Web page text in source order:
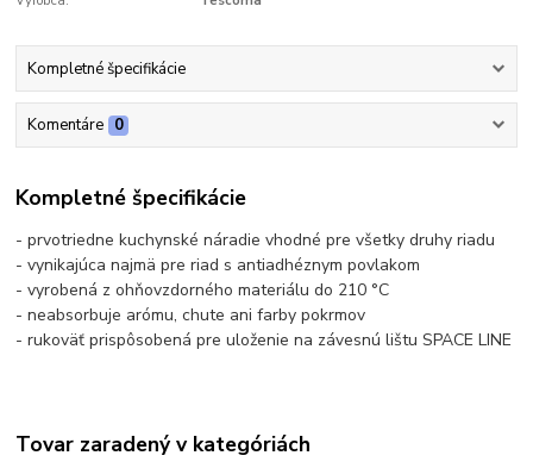
Kompletné špecifikácie
Komentáre 0
Kompletné špecifikácie
- prvotriedne kuchynské náradie vhodné pre všetky druhy riadu
- vynikajúca najmä pre riad s antiadhéznym povlakom
- vyrobená z ohňovzdorného materiálu do 210 °C
- neabsorbuje arómu, chute ani farby pokrmov
- rukoväť prispôsobená pre uloženie na závesnú lištu SPACE LINE
Tovar zaradený v kategóriách